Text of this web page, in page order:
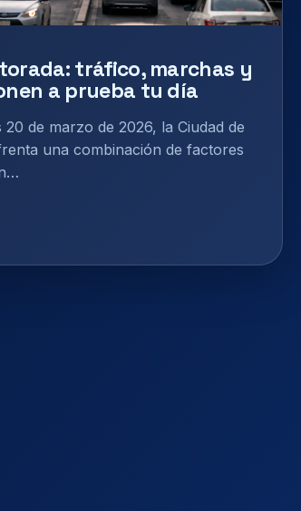
tráfico, marchas y
a prueba tu día
20 de marzo de 2026, la Ciudad de
una combinación de factores